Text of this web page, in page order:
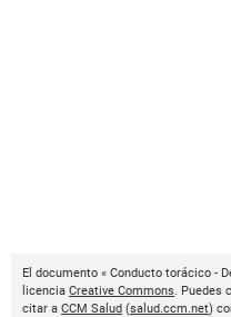
El documento « Conducto torácico -
licencia Creative Commons. Puedes
citar a CCM Salud (salud.ccm.net)